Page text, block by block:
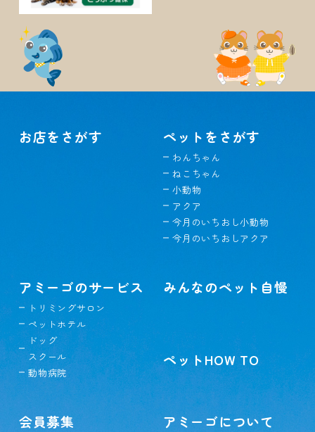
お店をさがす ペットをさがす
わんちゃん
ねこちゃん
小動物
アクア
今月のいちおし小動物
今月のいちおしアクア
アミーゴのサービス
トリミングサロン
ペットホテル
ドッグ
スクール
動物病院
みんなのペット自慢
ペットHOW TO
会員募集 アミーゴについて